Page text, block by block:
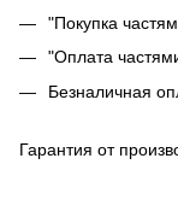
"Покупка
"Оплата
Безналичная
Гарантия от